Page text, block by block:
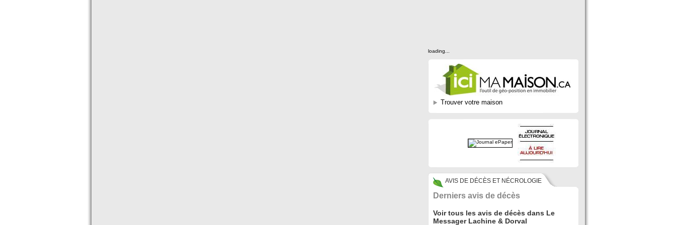
loading...
Trouver votre maison
AVIS DE DÉCÈS ET NÉCROLOGIE
Derniers avis de décès
Voir tous les avis de décès dans Le
Messager Lachine & Dorval